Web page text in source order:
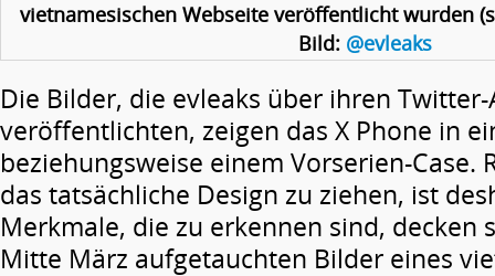
vietnamesischen Webseite veröffentlicht wurden
Bild: @evleaks
Die Bilder, die evleaks über ihren
veröffentlichten, zeigen das X Phone in
beziehungsweise einem Vorserien-Case.
das tatsächliche Design zu ziehen, ist
Merkmale, die zu erkennen sind, decken
Mitte März aufgetauchten Bilder eines